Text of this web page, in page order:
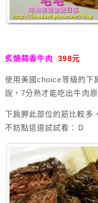
炙燒蒜香牛肉398元
使用美國choice等級的下
說，7分熟才能吃出牛肉
下肩胛此部位的筋比較多
不妨點這道試試看：Ｄ